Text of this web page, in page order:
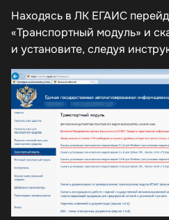
Находясь в ЛК ЕГАИС
«Транспортный модуль» и
и установите, следуя